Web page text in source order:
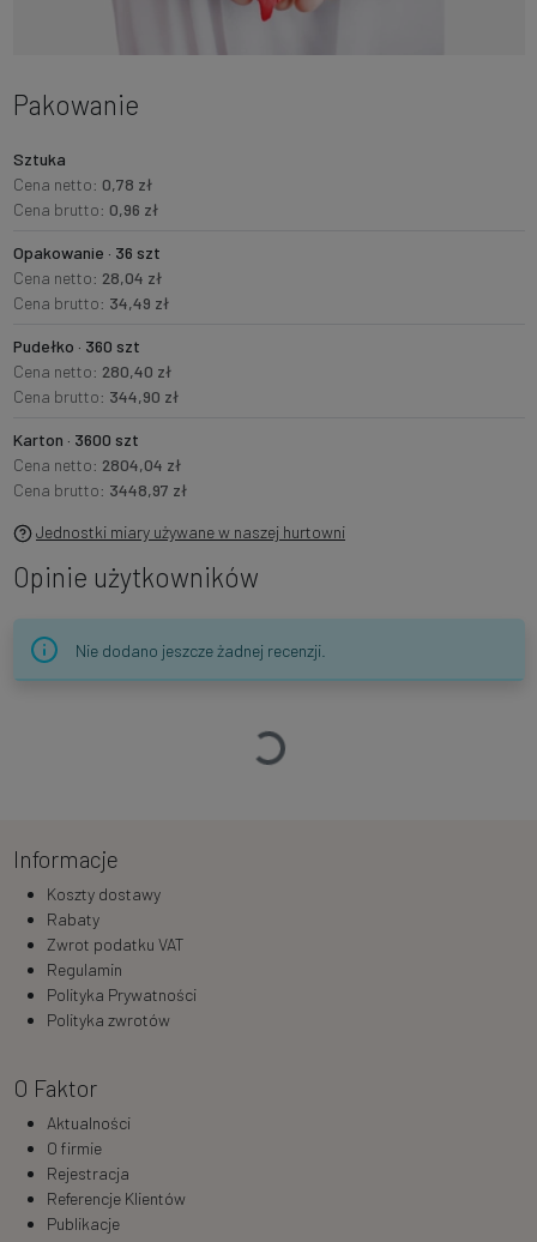
Pakowanie
Sztuka
Cena netto: 0,78 zł
Cena brutto: 0,96 zł
Opakowanie · 36 szt
Cena netto: 28,04 zł
Cena brutto: 34,49 zł
Pudełko · 360 szt
Cena netto: 280,40 zł
Cena brutto: 344,90 zł
Karton · 3600 szt
Cena netto: 2804,04 zł
Cena brutto: 3448,97 zł
Jednostki miary używane w naszej hurtowni
Opinie użytkowników
Nie dodano jeszcze żadnej recenzji.
Ładowanie…
Informacje
Koszty dostawy
Rabaty
Zwrot podatku VAT
Regulamin
Polityka Prywatności
Polityka zwrotów
O Faktor
Aktualności
O firmie
Rejestracja
Referencje Klientów
Publikacje